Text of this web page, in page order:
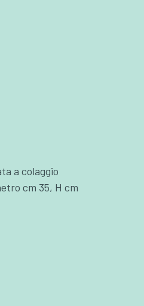
a colaggio
cm 35, H cm